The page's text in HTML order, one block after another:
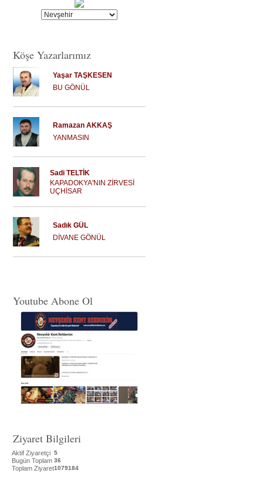
Köşe Yazarlarımız
Yaşar TAŞKESEN
BU GÖNÜL
Ramazan AKKAŞ
YANMASIN
Sadi TELTİK
KAPADOKYA'NIN ZİRVESİ
UÇHİSAR
Sadık GÜL
DİVANE GÖNÜL
Youtube Abone Ol
Ziyaret Bilgileri
Aktif Ziyaretçi 5
Bugün Toplam 36
Toplam Ziyaret1079184